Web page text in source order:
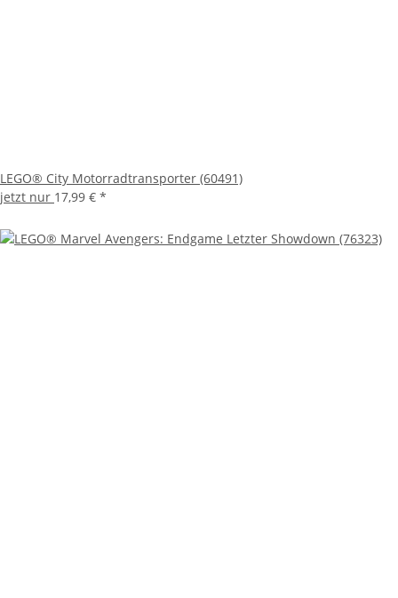
LEGO® City Motorradtransporter (60491)
jetzt nur 17,99 € *